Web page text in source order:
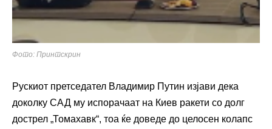
Фото: Принтскрин
Рускиот претседател Владимир Путин изјави дека
доколку САД му испорачаат на Киев ракети со долг
дострел „Томахавк“, тоа ќе доведе до целосен колапс